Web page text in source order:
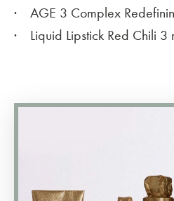
AGE 3 Complex
Liquid Lipstick Red Chili 3